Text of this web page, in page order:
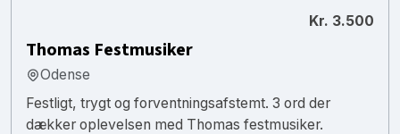
Kr. 3.500
Thomas Festmusiker
Odense
Festligt, trygt og forventningsafstemt. 3 ord der
dækker oplevelsen med Thomas festmusiker.